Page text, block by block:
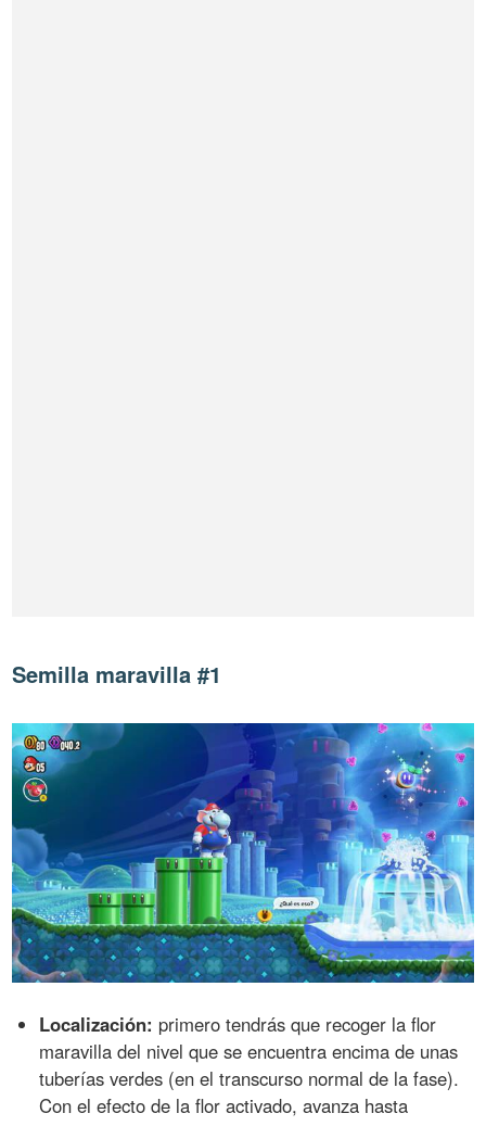
Semilla maravilla #1
Localización: primero tendrás que recoger la flor
maravilla del nivel que se encuentra encima de unas
tuberías verdes (en el transcurso normal de la fase).
Con el efecto de la flor activado, avanza hasta